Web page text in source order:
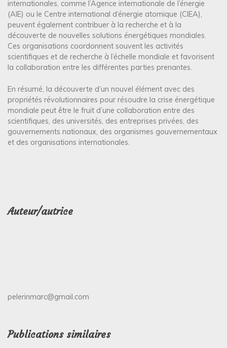
internationales, comme l’Agence internationale de l’énergie
(AIE) ou le Centre international d’énergie atomique (CIEA),
peuvent également contribuer à la recherche et à la
découverte de nouvelles solutions énergétiques mondiales.
Ces organisations coordonnent souvent les activités
scientifiques et de recherche à l’échelle mondiale et favorisent
la collaboration entre les différentes parties prenantes.
En résumé, la découverte d’un nouvel élément avec des
propriétés révolutionnaires pour résoudre la crise énergétique
mondiale peut être le fruit d’une collaboration entre des
scientifiques, des universités, des entreprises privées, des
gouvernements nationaux, des organismes gouvernementaux
et des organisations internationales.
Auteur/autrice
pelerinmarc@gmail.com
Publications similaires